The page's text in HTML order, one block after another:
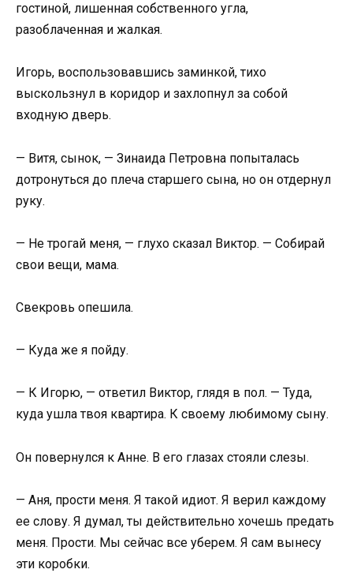
гостиной, лишенная собственного угла,
разоблаченная и жалкая.
Игорь, воспользовавшись заминкой, тихо
выскользнул в коридор и захлопнул за собой
входную дверь.
— Витя, сынок, — Зинаида Петровна попыталась
дотронуться до плеча старшего сына, но он отдернул
руку.
— Не трогай меня, — глухо сказал Виктор. — Собирай
свои вещи, мама.
Свекровь опешила.
— Куда же я пойду.
— К Игорю, — ответил Виктор, глядя в пол. — Туда,
куда ушла твоя квартира. К своему любимому сыну.
Он повернулся к Анне. В его глазах стояли слезы.
— Аня, прости меня. Я такой идиот. Я верил каждому
ее слову. Я думал, ты действительно хочешь предать
меня. Прости. Мы сейчас все уберем. Я сам вынесу
эти коробки.